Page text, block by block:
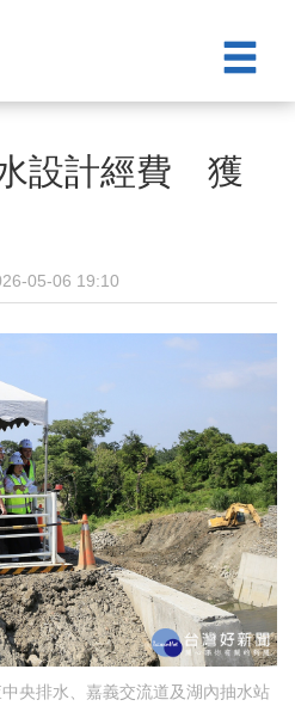
設計經費 獲
05-06 19:10
央排水、嘉義交流道及湖內抽水站